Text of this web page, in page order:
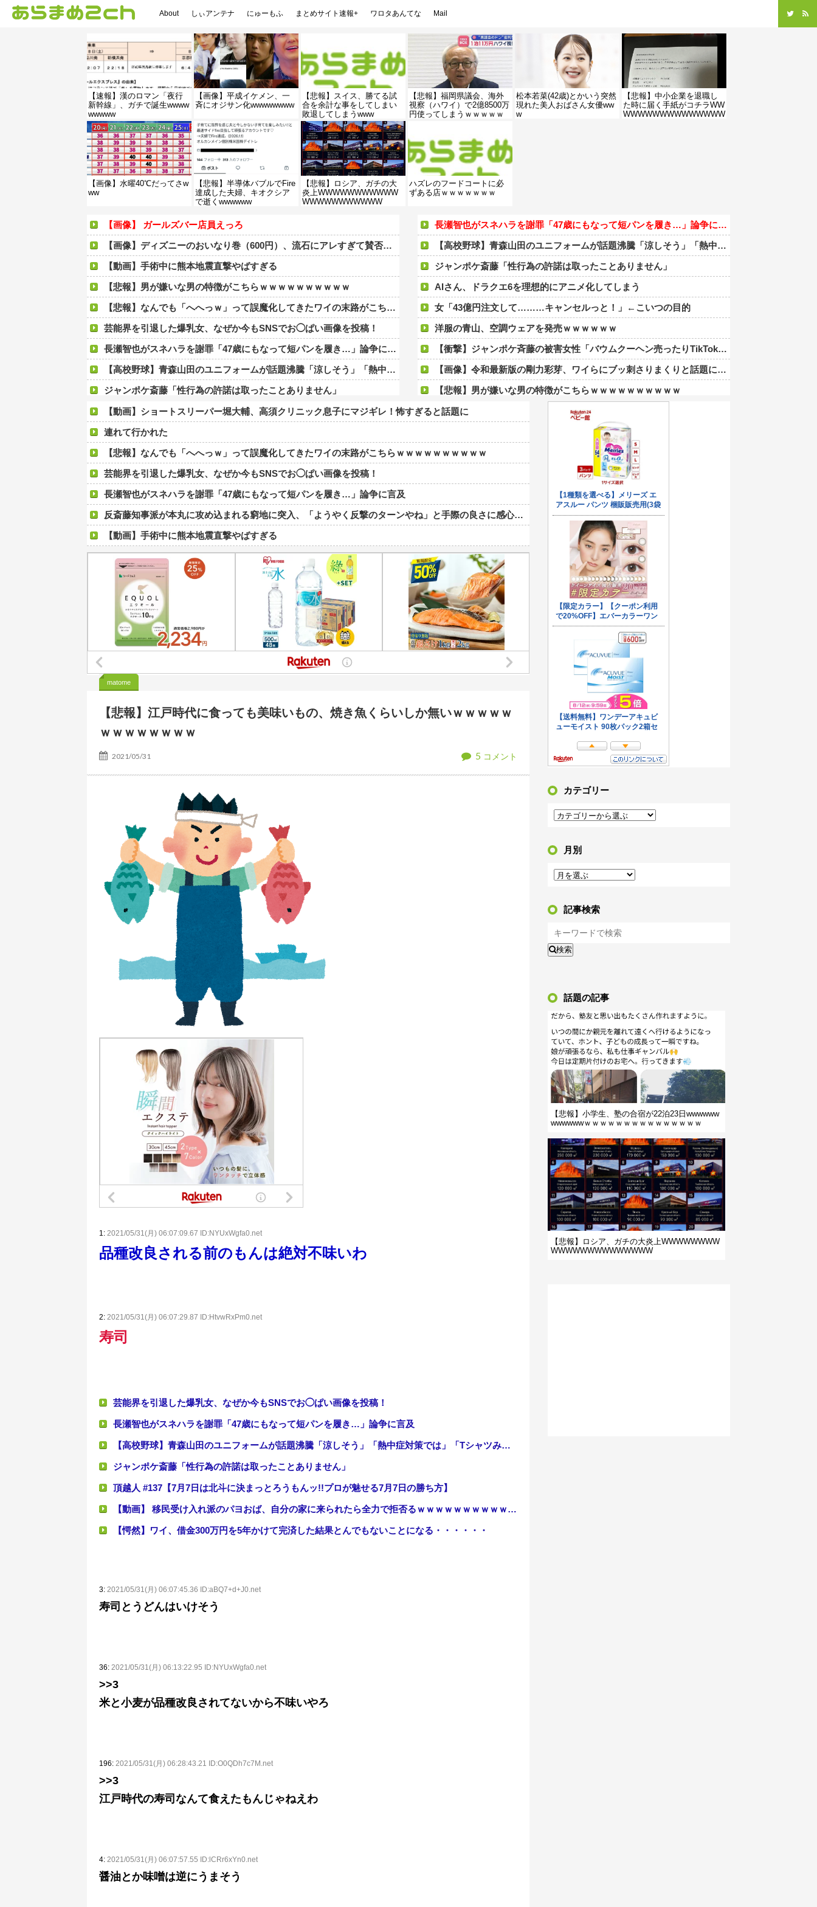
About しぃアンテナ にゅーもふ まとめサイト速報+ ワロタあんてな Mail
【速報】漢のロマン「夜行
新幹線」、ガチで誕生wwww
wwwww
【画像】平成イケメン、一
斉にオジサン化wwwwwwww
【悲報】スイス、勝てる試
合を余計な事をしてしまい
敗退してしまうwww
【悲報】福岡県議会、海外
視察（ハワイ）で2億8500万
円使ってしまうｗｗｗｗｗ
松本若菜(42歳)とかいう突然
現れた美人おばさん女優ww
w
【悲報】中小企業を退職し
た時に届く手紙がコチラWW
WWWWWWWWWWWWWW
【画像】水曜40℃だってさw
ww
【悲報】半導体バブルでFire
達成した夫婦、キオクシア
で逝くwwwwww
【悲報】ロシア、ガチの大
炎上WWWWWWWWWWW
WWWWWWWWWWW
ハズレのフードコートに必
ずある店ｗｗｗｗｗｗｗ
【画像】 ガールズバー店員えっろ
【画像】ディズニーのおいなり巻（600円）、流石にアレすぎて賛否両論の大炎上をしてしまうw w w w w w w
【動画】手術中に熊本地震直撃やばすぎる
【悲報】男が嫌いな男の特徴がこちらｗｗｗｗｗｗｗｗｗｗ
【悲報】なんでも「へへっｗ」って誤魔化してきたワイの末路がこちらｗｗｗｗｗｗｗｗｗｗ
芸能界を引退した爆乳女、なぜか今もSNSでお◯ぱい画像を投稿！
長瀬智也がスネハラを謝罪「47歳にもなって短パンを履き…」論争に言及
【高校野球】青森山田のユニフォームが話題沸騰「涼しそう」「熱中症対策では」「Tシャツみたい」
ジャンポケ斎藤「性行為の許諾は取ったことありません」
頂越人 #137【7月7日は北斗に決まっとろうもんッ!!プロが魅せる7月7日の勝ち方】
後呂有紗アナ 袖口からインナーチラ見え！！
姫野美南アナ ピタピタ衣装でインタビュー、胸くっきり！！【GIF動画あり】
【悲報】高市早苗に逆らった財務官僚、異例の左遷ｗｗｗｗｗｗｗｗ
ぐらんぶる原作最新話、ヤバすぎる
可愛すぎるおむすび屋さん（28）、新店舗に4000万円クラファンした成功した結果弱男集団から叩かれてしまうｗｗｗｗ
【速報】京大病院、手術ミスで『正常な脳』を摘出 → 患者は自発呼吸不可能な植物状態に
長瀬智也さん、バイク画像を投稿するも見た目が汚らしいとネットの女性たちから批判…謝罪
【悲報】大阪で白昼堂々誘拐事件発生 wwwwwwwwwwwwwwwwwwwwwwwwwwwwwwwwwwww
ワイ「子供2人目欲しいんやが、、、」ヨッメ「金は？育児は？私の仕事は？キャリアは？」
【朗報】プチプチで有名な川上産業、社名を「プチプチ株式会社」に変更ｗｗｗｗｗ
海外「日本人はなんて気高いんだ！」 英高級紙も驚愕した極限の中の日本人の姿に世界が衝撃
【正論】岡田斗司夫「人間の本音としてブサイクを見たら不愉快になる。この責任をどうとるんだ」
【物議】大物インフルエンサー「喫煙者の権利がマジで侵害されてる。いくら税金払ってるんだ」
長瀬智也がスネハラを謝罪「47歳にもなって短パンを履き…」論争に言及
【高校野球】青森山田のユニフォームが話題沸騰「涼しそう」「熱中症対策では」「Tシャツみたい」
ジャンポケ斎藤「性行為の許諾は取ったことありません」
AIさん、ドラクエ6を理想的にアニメ化してしまう
女「43億円注文して………キャンセルっと！」←こいつの目的
洋服の青山、空調ウェアを発売ｗｗｗｗｗｗ
【衝撃】ジャンポケ斉藤の被害女性「バウムクーヘン売ったりTikTokライブしててムカついたから示談しなかった」←コレってさ…
【画像】令和最新版の剛力彩芽、ワイらにブッ刺さりまくりと話題にw w w w w w w w w w w w w
【悲報】男が嫌いな男の特徴がこちらｗｗｗｗｗｗｗｗｗｗ
みいちゃん、セコカンになる
【画像】ジェフ・ベゾスさん（資産約43兆7700億円）の嫁がコチラｗｗｗｗｗ
【画像】JKダンス部、部員の８割が巨乳のムホホ部だったｗｗｗｗ
夫さん、妻に「天井のシミ数えてれば終わるでな」と押し倒されて性行為 → 凄いことになるｗｗｗｗｗ
ダイアンのじゃない方がユースケさんになってしまっているという事実←これ
【熊本地震】発生後に居酒屋店内から温泉が吹き出す ← これ前触れじゃね？
【ボンバーガール】KONAMI「最愛チアモ」プライズフィギュア【彩色原型公開】
煽り運転の末に道路で大の字になり「降りろ！殴るぞ！」とドアを強引に開けようとしてきたヒゲ面おじさん！「前後のドラレコに全部映ってますよ？警察行きますね」と伝えたら半泣きで謝罪ｗｗ
「お前は自分に甘い」と家族に責められ育った私…３０歳の時、真夏に重度の熱中症で救急搬送された結果→会社の人たちから叩きつけられた「衝撃の事実」に絶句
【悲報】高市早苗に逆らった財務官僚、異例の左遷ｗｗｗｗｗｗｗｗ
ぐらんぶる原作最新話、ヤバすぎる
可愛すぎるおむすび屋さん（28）、新店舗に4000万円クラファンした成功した結果弱男集団から叩かれてしまうｗｗｗｗ
【速報】京大病院、手術ミスで『正常な脳』を摘出 → 患者は自発呼吸不可能な植物状態に
長瀬智也さん、バイク画像を投稿するも見た目が汚らしいとネットの女性たちから批判…謝罪
【悲報】大阪で白昼堂々誘拐事件発生 wwwwwwwwwwwwwwwwwwwwwwwwwwwwwwwwwwww
【動画】ショートスリーパー堀大輔、高須クリニック息子にマジギレ！怖すぎると話題に
連れて行かれた
【悲報】なんでも「へへっｗ」って誤魔化してきたワイの末路がこちらｗｗｗｗｗｗｗｗｗｗ
芸能界を引退した爆乳女、なぜか今もSNSでお◯ぱい画像を投稿！
長瀬智也がスネハラを謝罪「47歳にもなって短パンを履き…」論争に言及
反斎藤知事派が本丸に攻め込まれる窮地に突入、「ようやく反撃のターンやね」と手際の良さに感心する人が続出中
【動画】手術中に熊本地震直撃やばすぎる
カテゴリー
月別
記事検索
検索
話題の記事
【悲報】小学生、塾の合宿が22泊23日wwwwww
wwwwwwｗｗｗｗｗｗｗｗｗｗｗｗｗｗｗ
【悲報】ロシア、ガチの大炎上WWWWWWWW
WWWWWWWWWWWWWW
matome
【悲報】江戸時代に食っても美味いもの、焼き魚くらいしか無いｗｗｗｗｗ
ｗｗｗｗｗｗｗｗ
2021/05/31 5 コメント
1: 2021/05/31(月) 06:07:09.67 ID:NYUxWgfa0.net
品種改良される前のもんは絶対不味いわ
2: 2021/05/31(月) 06:07:29.87 ID:HtvwRxPm0.net
寿司
芸能界を引退した爆乳女、なぜか今もSNSでお◯ぱい画像を投稿！
長瀬智也がスネハラを謝罪「47歳にもなって短パンを履き…」論争に言及
【高校野球】青森山田のユニフォームが話題沸騰「涼しそう」「熱中症対策では」「Tシャツみたい」
ジャンポケ斎藤「性行為の許諾は取ったことありません」
頂越人 #137【7月7日は北斗に決まっとろうもんッ!!プロが魅せる7月7日の勝ち方】
【動画】 移民受け入れ派のパヨおば、自分の家に来られたら全力で拒否るｗｗｗｗｗｗｗｗｗｗｗｗ
【愕然】ワイ、借金300万円を5年かけて完済した結果とんでもないことになる・・・・・・
3: 2021/05/31(月) 06:07:45.36 ID:aBQ7+d+J0.net
寿司とうどんはいけそう
36: 2021/05/31(月) 06:13:22.95 ID:NYUxWgfa0.net
>>3
米と小麦が品種改良されてないから不味いやろ
196: 2021/05/31(月) 06:28:43.21 ID:O0QDh7c7M.net
>>3
江戸時代の寿司なんて食えたもんじゃねえわ
4: 2021/05/31(月) 06:07:57.55 ID:lCRr6xYn0.net
醤油とか味噌は逆にうまそう